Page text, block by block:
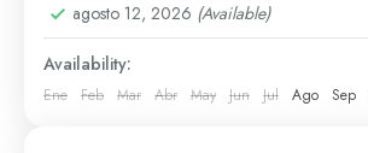
agosto 12, 2026 (Available)
Availability:
Ene Feb Mar Abr May Jun Jul Ago Sep